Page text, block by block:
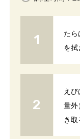
たら
を拭
え
量外
き取